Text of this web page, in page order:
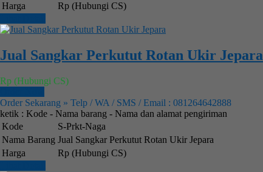
Harga
Rp (Hubungi CS)
Jual Sangkar Perkutut Rotan Ukir Jepara
Rp (Hubungi CS)
Order Sekarang » Telp / WA / SMS / Email : 081264642888
ketik : Kode - Nama barang - Nama dan alamat pengiriman
Kode
S-Prkt-Naga
Nama Barang Jual Sangkar Perkutut Rotan Ukir Jepara
Harga
Rp (Hubungi CS)